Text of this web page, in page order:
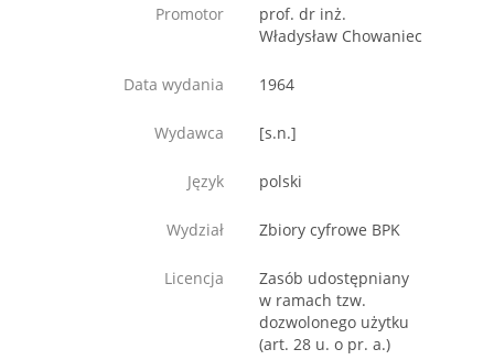
Promotor
prof. dr inż.
Władysław Chowaniec
Data wydania 1964
Wydawca [s.n.]
Język polski
Wydział Zbiory cyfrowe BPK
Licencja
Zasób udostępniany
w ramach tzw.
dozwolonego użytku
(art. 28 u. o pr. a.)